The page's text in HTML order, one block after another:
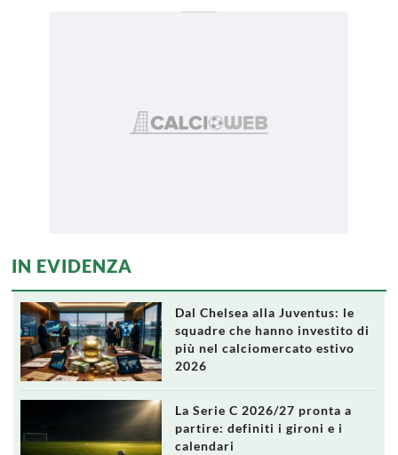
IN EVIDENZA
Dal Chelsea alla Juventus: le
squadre che hanno investito di
più nel calciomercato estivo
2026
La Serie C 2026/27 pronta a
partire: definiti i gironi e i
calendari